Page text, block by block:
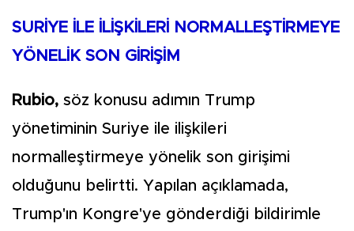
SURİYE İLE İLİŞKİLERİ NORMALLEŞTİRMEYE
YÖNELİK SON GİRİŞİM
Rubio, söz konusu adımın Trump
yönetiminin Suriye ile ilişkileri
normalleştirmeye yönelik son girişimi
olduğunu belirtti. Yapılan açıklamada,
Trump'ın Kongre'ye gönderdiği bildirimle